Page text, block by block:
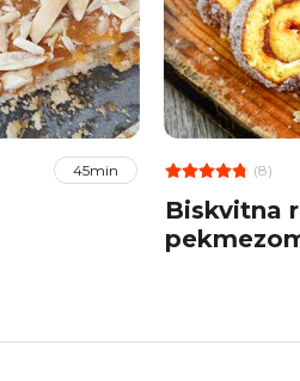
45min (8)
Biskvitna